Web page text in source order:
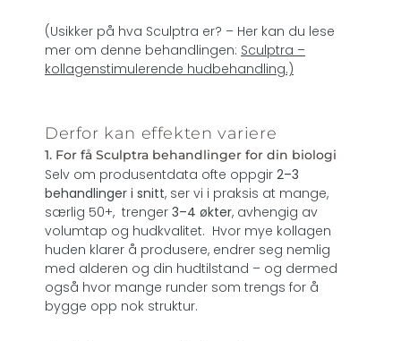
(Usikker på hva Sculptra er? – Her kan du lese
mer om denne behandlingen: Sculptra –
kollagenstimulerende hudbehandling.)
Derfor kan effekten variere
1. For få Sculptra behandlinger for din biologi
Selv om produsentdata ofte oppgir 2–3
behandlinger i snitt, ser vi i praksis at mange,
særlig 50+, trenger 3–4 økter, avhengig av
volumtap og hudkvalitet. Hvor mye kollagen
huden klarer å produsere, endrer seg nemlig
med alderen og din hudtilstand – og dermed
også hvor mange runder som trengs for å
bygge opp nok struktur.